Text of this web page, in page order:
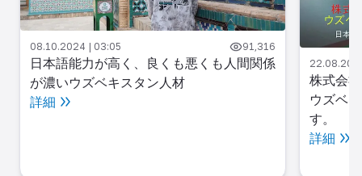
08.10.2024 | 03:05 91,316
日本語能力が高く、良くも悪くも人間関係
が濃いウズベキスタン人材
詳細
株式会
ウズベ
す。
詳細